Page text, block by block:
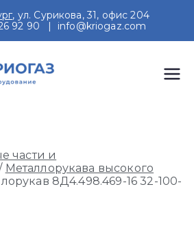
, ул. Сурикова, 31, офис 204
92 90 | info@kriogaz.com
Производство и поставки
части и
Металлорукава высокого
8Д4.498.469-16 32-100-